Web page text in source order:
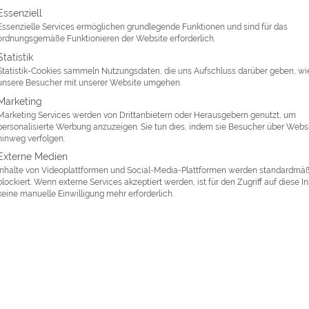
erzählen und lesen
KAMBODSCHA – KHMER SCHULBESUCH
& Tanzen
pensionierte Lehrkräfte aus der Schweiz) besuchten eine
davon befindet sich eine von Europäern unterstützte Schule. Wir
eine Liste der Service-Gruppen, für die eine Einwilligung
Services ermöglichen grundlegende Funktionen und sind für das
Funktionieren der Website erforderlich.
Cookies sammeln Nutzungsdaten, die uns Aufschluss darüber geben,
Besucher mit unserer Website umgehen.
Services werden von Drittanbietern oder Herausgebern genutzt, um
Werbung anzuzeigen. Sie tun dies, indem sie Besucher über
verfolgen.
Medien
von Videoplattformen und Social-Media-Plattformen werden
Wenn externe Services akzeptiert werden, ist für den Zugriff auf diese
manuelle Einwilligung mehr erforderlich.